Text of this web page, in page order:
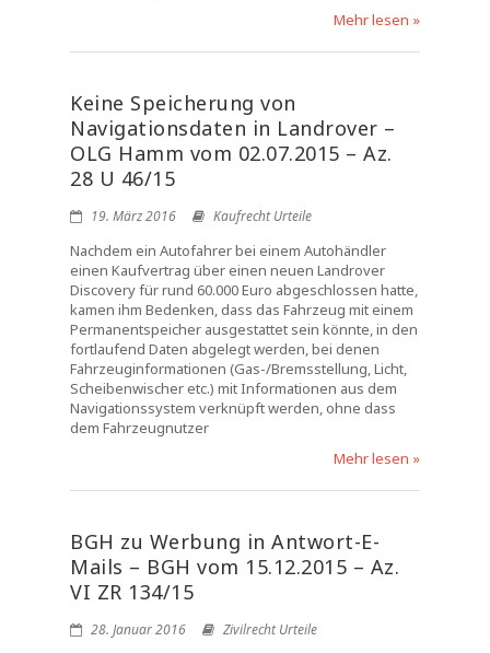
Mehr lesen »
Keine Speicherung von
Navigationsdaten in Landrover –
OLG Hamm vom 02.07.2015 – Az.
28 U 46/15
19. März 2016 Kaufrecht Urteile
Nachdem ein Autofahrer bei einem Autohändler
einen Kaufvertrag über einen neuen Landrover
Discovery für rund 60.000 Euro abgeschlossen hatte,
kamen ihm Bedenken, dass das Fahrzeug mit einem
Permanentspeicher ausgestattet sein könnte, in den
fortlaufend Daten abgelegt werden, bei denen
Fahrzeuginformationen (Gas-/Bremsstellung, Licht,
Scheibenwischer etc.) mit Informationen aus dem
Navigationssystem verknüpft werden, ohne dass
dem Fahrzeugnutzer
Mehr lesen »
BGH zu Werbung in Antwort-E-
Mails – BGH vom 15.12.2015 – Az.
VI ZR 134/15
28. Januar 2016 Zivilrecht Urteile